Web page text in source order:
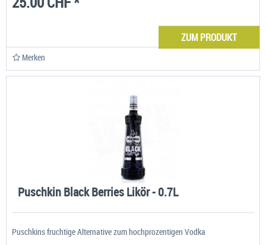
ZUM PRODUKT
Merken
Puschkin Black Berries Likör - 0.7L
Puschkins fruchtige Alternative zum hochprozentigen Vodka